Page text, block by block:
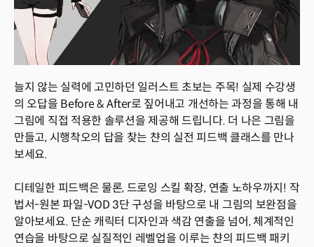
늘지 않는 실력에 고민하던 일러스트 초보는 주목! 실제 수강생
의 오답을 Before & After로 짚어내고 개선하는 과정을 통해 내
그림에 직접 적용한 솔루션을 제공해 드립니다. 더 나은 그림을
만들고, 시행착오의 답을 찾는 챤의 실전 피드백 클래스를 만나
보세요.
디테일한 피드백은 물론, 드로잉 스킬 확장, 연출 노하우까지! 작
법서-원본 파일-VOD 3단 구성을 바탕으로 내 그림의 보완점을
알아보세요. 단순 캐릭터 디자인과 색감 연출을 넘어, 체계적인
연습을 바탕으로 실질적인 레벨업을 이루는 챤의 피드백 패키